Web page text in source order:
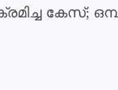
കേസ്;